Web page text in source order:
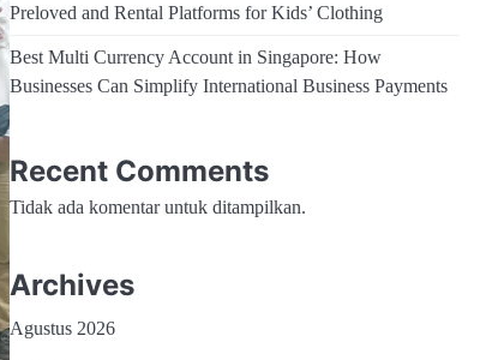
Preloved and Rental Platforms for Kids’ Clothing
Best Multi Currency Account in Singapore: How
Businesses Can Simplify International Business Payments
Recent Comments
Tidak ada komentar untuk ditampilkan.
Archives
Agustus 2026